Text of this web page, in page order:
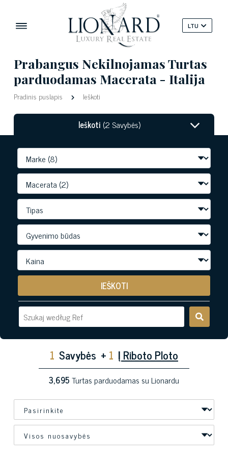
LTU
Prabangus Nekilnojamas Turtas
parduodamas Macerata - Italija
Pradinis puslapis Ieškoti
Ieškoti (2 Savybės)
IEŠKOTI
1 Savybės + 1 Į Riboto Ploto
3,695Turtas parduodamas su Lionardu